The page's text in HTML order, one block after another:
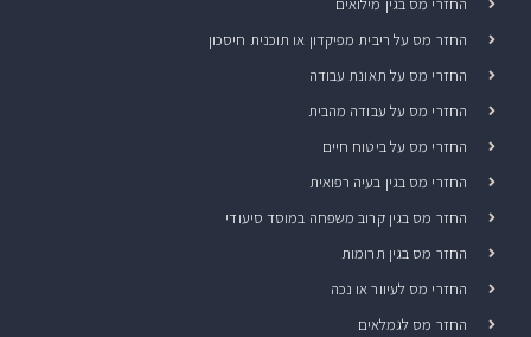
החזרי מס בגין מילואים
החזר מס על ריבית מפיקדון או תוכנית חיסכון
החזרי מס על תאונת עבודה
החזרי מס על עבודה מהבית
החזרי מס על ביטוח חיים
החזרי מס בגין בעיה רפואית
החזר מס בגין קרוב משפחה במוסד סיעודי
החזר מס בגין תרומות
החזרי מס לעיוור או נכה
החזר מס לגמלאים